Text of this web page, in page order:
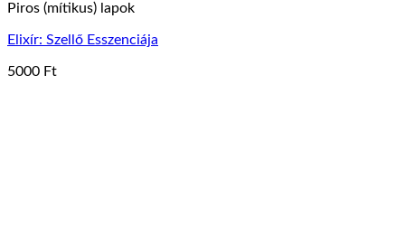
Piros (mítikus) lapok
Elixír: Szellő Esszenciája
5000 Ft